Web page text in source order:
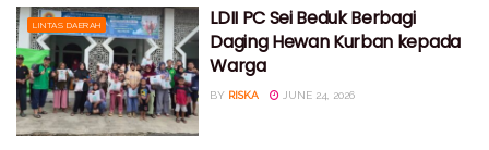
LINTAS DAERAH
LDII PC Sei Beduk Berbagi
Daging Hewan Kurban kepada
Warga
BY RISKA JUNE 24, 2026